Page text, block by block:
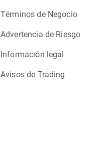
Términos de Negocio
Advertencia de Riesgo
Información legal
Avisos de Trading